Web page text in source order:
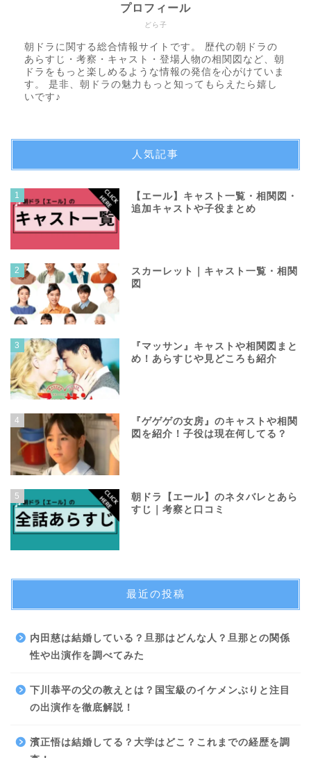
どら子
プロフィール
朝ドラに関する総合情報サイトです。 歴代の朝ドラの
あらすじ・考察・キャスト・登場人物の相関図など、朝
ドラをもっと楽しめるような情報の発信を心がけていま
す。 是非、朝ドラの魅力もっと知ってもらえたら嬉し
いです♪
人気記事
1
【エール】キャスト一覧・相関図・
追加キャストや子役まとめ
2
スカーレット｜キャスト一覧・相関
図
3
『マッサン』キャストや相関図まと
め！あらすじや見どころも紹介
4
『ゲゲゲの女房』のキャストや相関
図を紹介！子役は現在何してる？
5
朝ドラ【エール】のネタバレとあら
すじ｜考察と口コミ
最近の投稿
内田慈は結婚している？旦那はどんな人？旦那との関係
性や出演作を調べてみた
下川恭平の父の教えとは？国宝級のイケメンぶりと注目
の出演作を徹底解説！
濱正悟は結婚してる？大学はどこ？これまでの経歴を調